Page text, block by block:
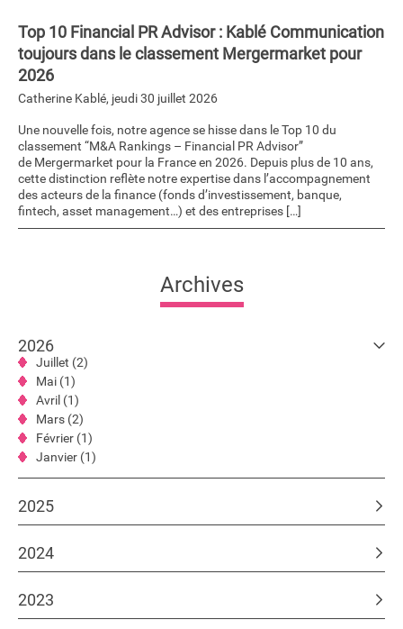
Top 10 Financial PR Advisor : Kablé Communication
toujours dans le classement Mergermarket pour
2026
Catherine Kablé, jeudi 30 juillet 2026
Une nouvelle fois, notre agence se hisse dans le Top 10 du
classement “M&A Rankings – Financial PR Advisor”
de Mergermarket pour la France en 2026. Depuis plus de 10 ans,
cette distinction reflète notre expertise dans l’accompagnement
des acteurs de la finance (fonds d’investissement, banque,
fintech, asset management…) et des entreprises […]
Archives
2026
Juillet (2)
Mai (1)
Avril (1)
Mars (2)
Février (1)
Janvier (1)
2025
2024
2023